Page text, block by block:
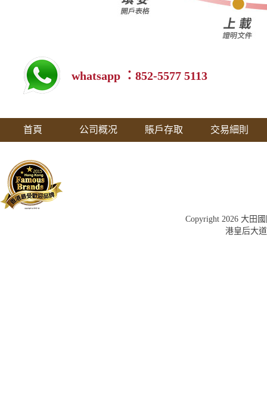
whatsapp ：852-5577 5113
首頁 公司概况 賬戶存取 交易細則
Copyright 2026 大田
港皇后大